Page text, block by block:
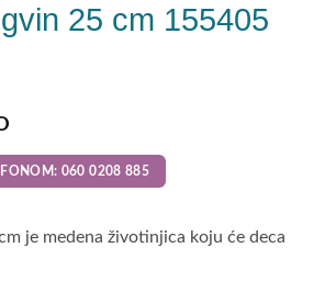
25 cm 155405
060 0208 885
je medena životinjica koju će deca